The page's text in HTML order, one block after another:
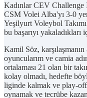
Kadınlar CEV Challenge
CSM Volei Alba'yı 3-0
Yeşilyurt Voleybol
bu başarıyı
Kamil Söz,
oyuncularım ve camia
ortalaması 21 olan bir
kolay olmadı, hedefte
liginde kalmak ve play-off
oynamak ve tecrübe